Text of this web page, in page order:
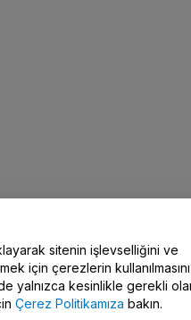
sitenin işlevselliğini ve
için çerezlerin kullanılmasını
yalnızca kesinlikle gerekli
Çerez Politikamıza bakın.